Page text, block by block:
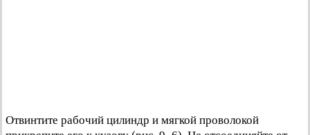
Отвинтите рабочий цилиндр и мягкой проволокой